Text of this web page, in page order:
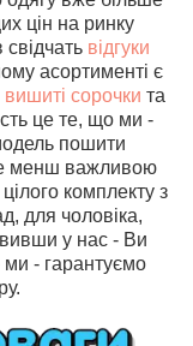
цін на ринку
відгуки
асортименті є
вишиті сорочки та
це те, що ми -
пошити
менш важливою
комплекту з
для чоловіка,
у нас - Ви
- гарантуємо